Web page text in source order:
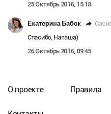
25 Октябрь 2016, 15:18
Екатерина Бабок
Спасибо, Наташа)
26 Октябрь 2016, 09:45
О проекте Правила